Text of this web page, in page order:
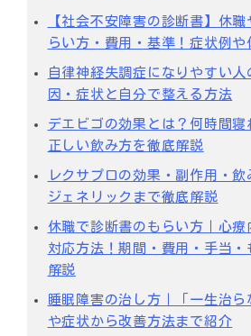
【社会不安障害の診断書】休
らい方・費用・基準！症状例
自律神経失調症になりやすい人
因・症状と自分で整える方法
デエビゴの効果とは？何時間寝
正しい飲み方を徹底解説
レクサプロの効果・副作用・
ジェネリックまで徹底解説
休職で診断書のもらい方｜心療
対応方法！期間・費用・手当・
解説
睡眠障害の治し方｜「一生治ら
や症状から改善方法まで紹介